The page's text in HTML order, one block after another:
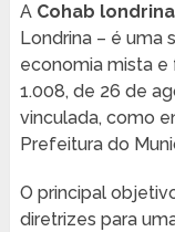
A Cohab londrina
Londrina – é
economia mista e
1.008, de 26 de
vinculada, como
Prefeitura do
O principal
diretrizes para